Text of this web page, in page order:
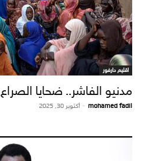
اقليم دارفور
مدنيو الفاشر.. ضحايا
mohamed fadil
- أكتوبر 30, 2025